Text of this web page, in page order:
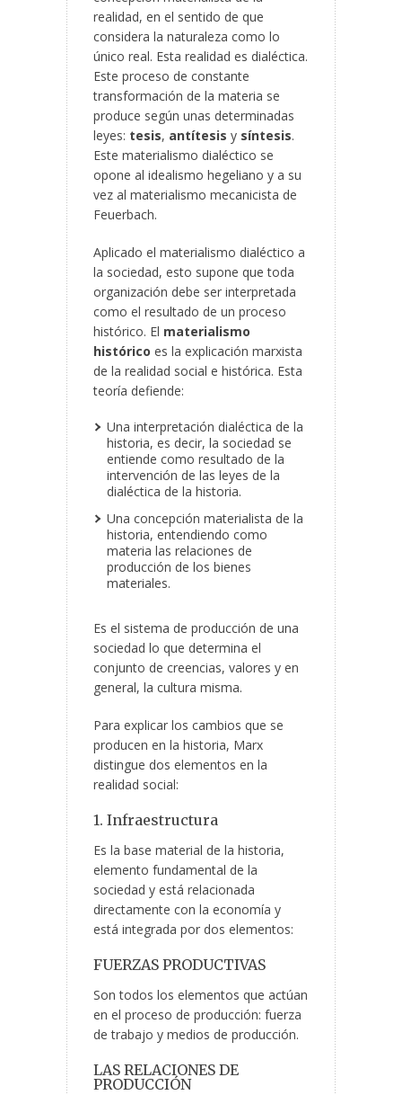
realidad, en el sentido de que
considera la naturaleza como lo
único real. Esta realidad es dialéctica.
Este proceso de constante
transformación de la materia se
produce según unas determinadas
leyes: tesis, antítesis y síntesis.
Este materialismo dialéctico se
opone al idealismo hegeliano y a su
vez al materialismo mecanicista de
Feuerbach.
Aplicado el materialismo dialéctico a
la sociedad, esto supone que toda
organización debe ser interpretada
como el resultado de un proceso
histórico. El materialismo
histórico es la explicación marxista
de la realidad social e histórica. Esta
teoría defiende:
Una interpretación dialéctica de la
historia, es decir, la sociedad se
entiende como resultado de la
intervención de las leyes de la
dialéctica de la historia.
Una concepción materialista de la
historia, entendiendo como
materia las relaciones de
producción de los bienes
materiales.
Es el sistema de producción de una
sociedad lo que determina el
conjunto de creencias, valores y en
general, la cultura misma.
Para explicar los cambios que se
producen en la historia, Marx
distingue dos elementos en la
realidad social:
1. Infraestructura
Es la base material de la historia,
elemento fundamental de la
sociedad y está relacionada
directamente con la economía y
está integrada por dos elementos:
FUERZAS PRODUCTIVAS
Son todos los elementos que actúan
en el proceso de producción: fuerza
de trabajo y medios de producción.
LAS RELACIONES DE
PRODUCCIÓN